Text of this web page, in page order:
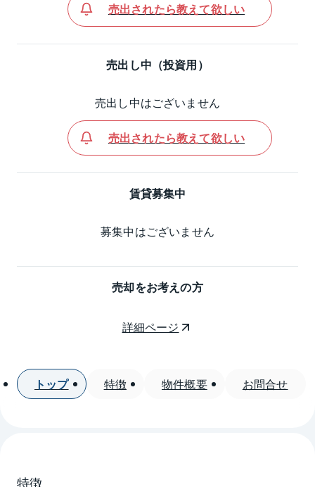
売出されたら教えて欲しい
売出し中（投資用）
売出し中はございません
売出されたら教えて欲しい
賃貸募集中
募集中はございません
売却をお考えの方
詳細ページ
トップ 特徴 物件概要 お問合せ
特徴